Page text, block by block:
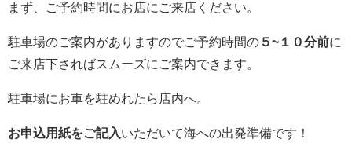
まず、ご予約時間にお店にご来店ください。
駐車場のご案内がありますのでご予約時間の ５~１０分前に
ご来店下さればスムーズにご案内できます。
駐車場にお車を駐めれたら店内へ。
お申込用紙をご記入いただいて海への出発準備です！